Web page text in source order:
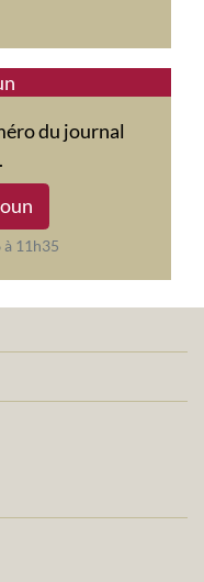
du journal
11h35